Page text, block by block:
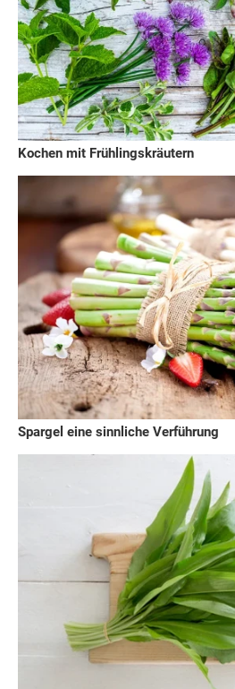
Kochen mit Frühlingskräutern
Spargel eine sinnliche Verführung